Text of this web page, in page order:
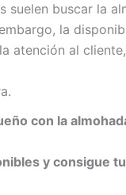
suelen buscar la
la
atención al
con la
y consigue